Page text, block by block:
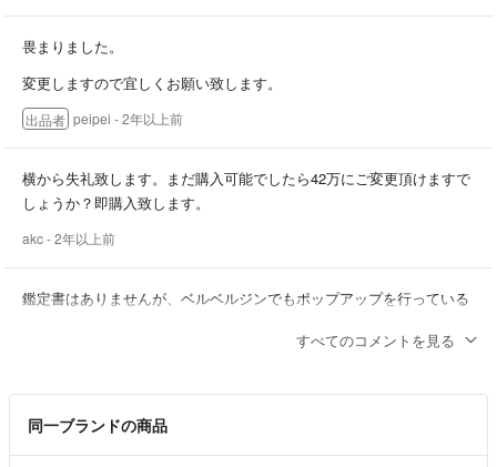
畏まりました。
変更しますので宜しくお願い致します。
出品者 peipei - 2年以上前
横から失礼致します。まだ購入可能でしたら42万にご変更頂けますで
しょうか？即購入致します。
akc- 2年以上前
鑑定書はありませんが、ベルベルジンでもポップアップを行っている
40万円までは少々厳しいのですが、42万円でしたら何とか頑張りま
5%オフクーポン併用出来るかと思いますのでそちらで実質40万円切
るかと思います。
出品者 peipei- 2年以上前
すべてのコメントを見る
同一ブランドの商品